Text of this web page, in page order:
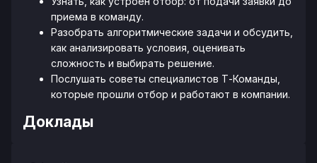
приема в команду.
Разобрать алгоритмические задачи и обсудить,
как анализировать условия, оценивать
сложность и выбирать решение.
Послушать советы специалистов Т-Команды,
которые прошли отбор и работают в компании.
Доклады